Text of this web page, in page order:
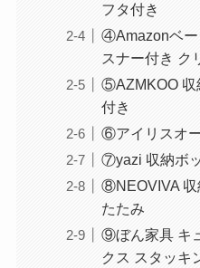
フタ付き
④Amazonベー
スナー付き ク
⑤AZMKOO 収
付き
⑥アイリスオ
⑦yazi 収納ボ
⑧NEOVIVA 収
たたみ
⑨ぼん家具 キ
クス スタッキ